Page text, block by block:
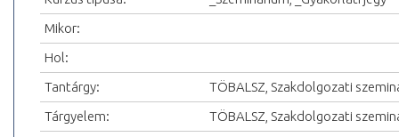
Mikor:
Hol:
Tantárgy:
TÖBALSZ, Szakdolgozati
Tárgyelem:
TÖBALSZ, Szakdolgozati